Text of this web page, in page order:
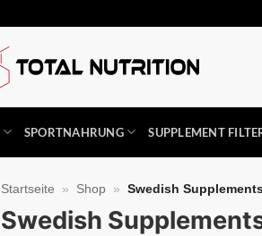
SPORTNAHRUNG SUPPLEMENT
Startseite » Shop » Swedish
Swedish